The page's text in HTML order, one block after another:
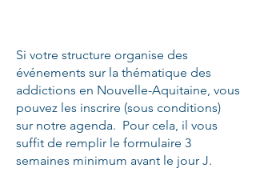
Si votre structure organise des
événements sur la thématique des
addictions en Nouvelle-Aquitaine, vous
pouvez les inscrire (sous conditions)
sur notre agenda. Pour cela, il vous
suffit de remplir le formulaire 3
semaines minimum avant le jour J.